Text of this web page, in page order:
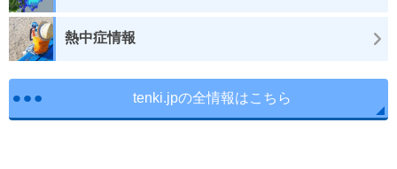
熱中症情報
tenki.jpの全情報はこちら